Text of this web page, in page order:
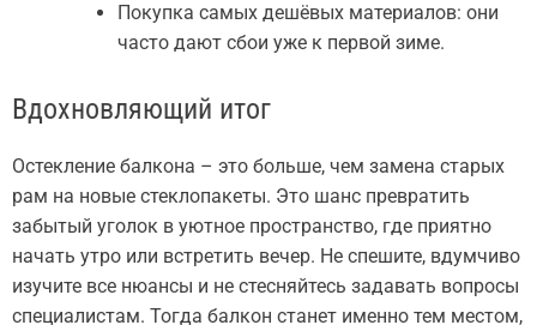
Покупка самых дешёвых материалов: они
часто дают сбои уже к первой зиме.
Вдохновляющий итог
Остекление балкона – это больше, чем замена старых
рам на новые стеклопакеты. Это шанс превратить
забытый уголок в уютное пространство, где приятно
начать утро или встретить вечер. Не спешите, вдумчиво
изучите все нюансы и не стесняйтесь задавать вопросы
специалистам. Тогда балкон станет именно тем местом,